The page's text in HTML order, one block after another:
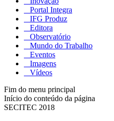
Portal Integra
IFG Produz
Editora
Observatório
Mundo do Trabalho
Eventos
Imagens
Vídeos
Fim do menu principal
Início do conteúdo da página
SECITEC 2018